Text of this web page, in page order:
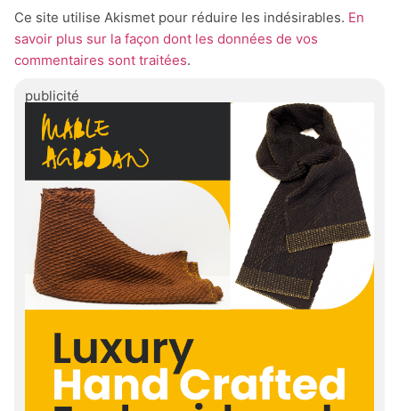
Ce site utilise Akismet pour réduire les indésirables. En
savoir plus sur la façon dont les données de vos
commentaires sont traitées.
publicité